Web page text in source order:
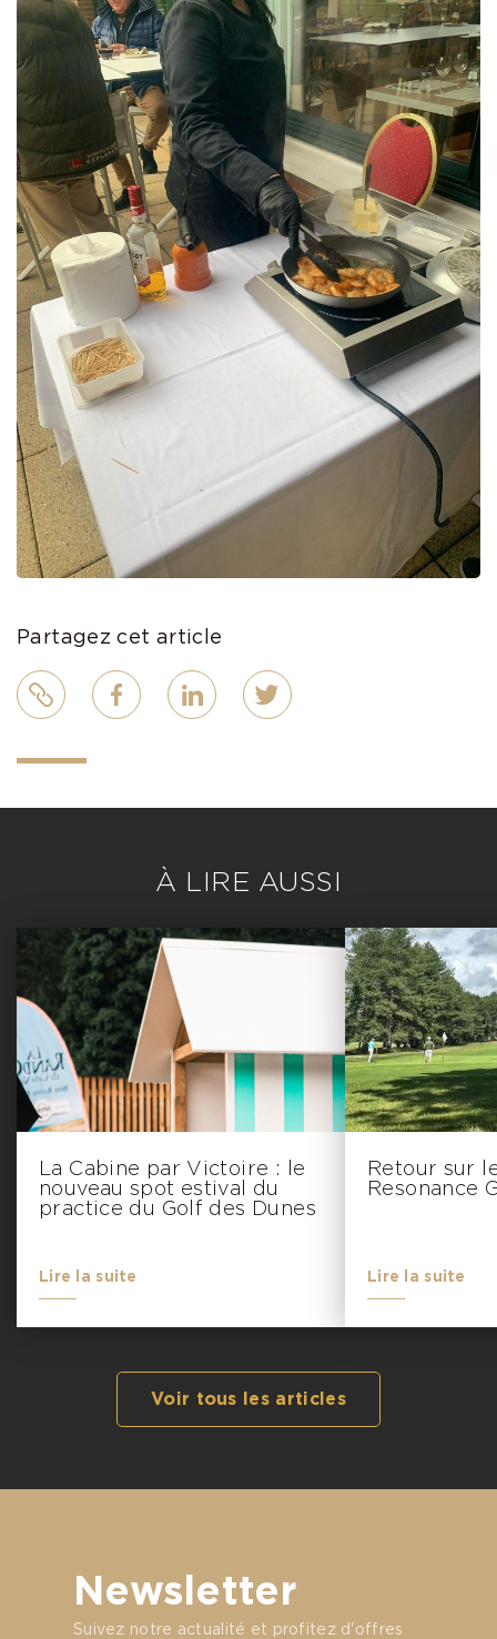
Partagez cet article
Lien FacebookLinkedIn Twitter
À LIRE AUSSI
La Cabine par Victoire : le
nouveau spot estival du
practice du Golf des Dunes
Lire la suite
Retour sur
Resonance
Lire la suite
Voir tous les articles
Newsletter
Suivez notre actualité et profitez d'offres